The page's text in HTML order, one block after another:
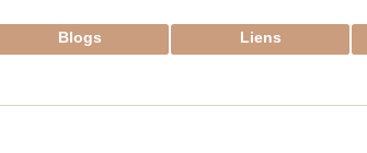
Blogs Liens